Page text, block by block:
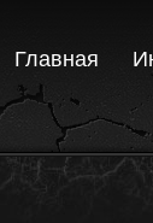
Главная